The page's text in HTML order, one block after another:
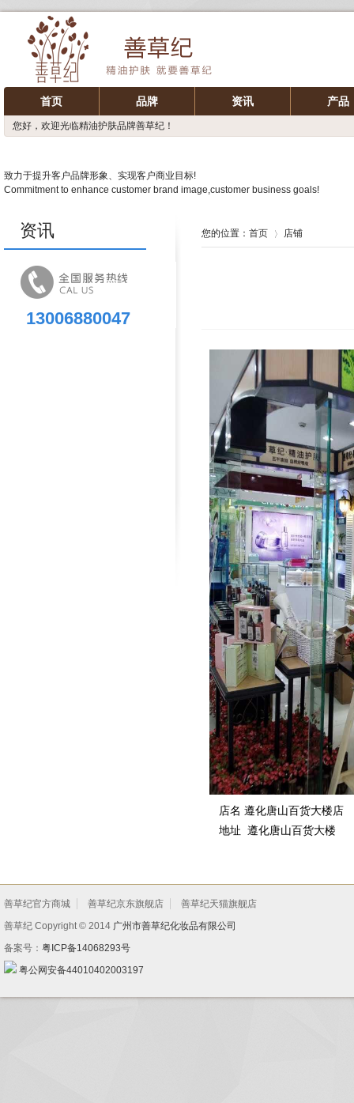
首页 品牌 资讯 产品
您好，欢迎光临精油护肤品牌善草纪！
致力于提升客户品牌形象、实现客户商业目标!
Commitment to enhance customer brand image,customer business goals!
资讯
13006880047
您的位置： 首页 店铺
店名 遵化唐山百货大楼店
地址 遵化唐山百货大楼
善草纪官方商城 善草纪京东旗舰店
善草纪天猫旗舰店
善草纪 Copyright © 2014 广州市善草纪化妆品有限公司
备案号： 粤ICP备14068293号
粤公网安备44010402003197